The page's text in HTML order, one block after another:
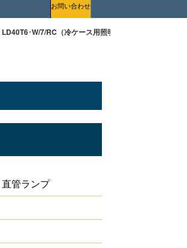
いただくためにお問い合わせ
LD40T6･W/7/RC（冷ケース用照明T6 40形）
管ランプ